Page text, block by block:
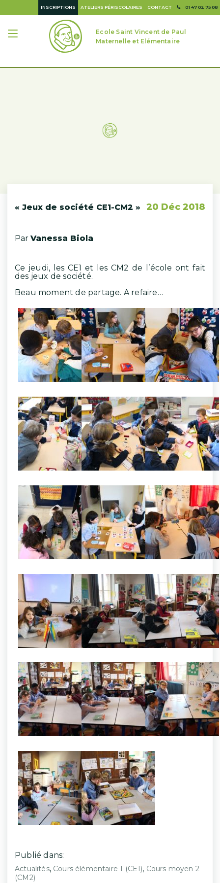
01 47 02 75 08
CONTACT
ATELIERS PÉRISCOLAIRES
INSCRIPTIONS
Ecole Saint Vincent de Paul
Maternelle et Elémentaire
« Jeux de société CE1-CM2 » 20 Déc 2018
Par Vanessa Biola
Ce jeudi, les CE1 et les CM2 de l’école ont fait
des jeux de société.
Beau moment de partage. A refaire…
Publié dans:
Actualités, Cours élémentaire 1 (CE1), Cours moyen 2
(CM2)